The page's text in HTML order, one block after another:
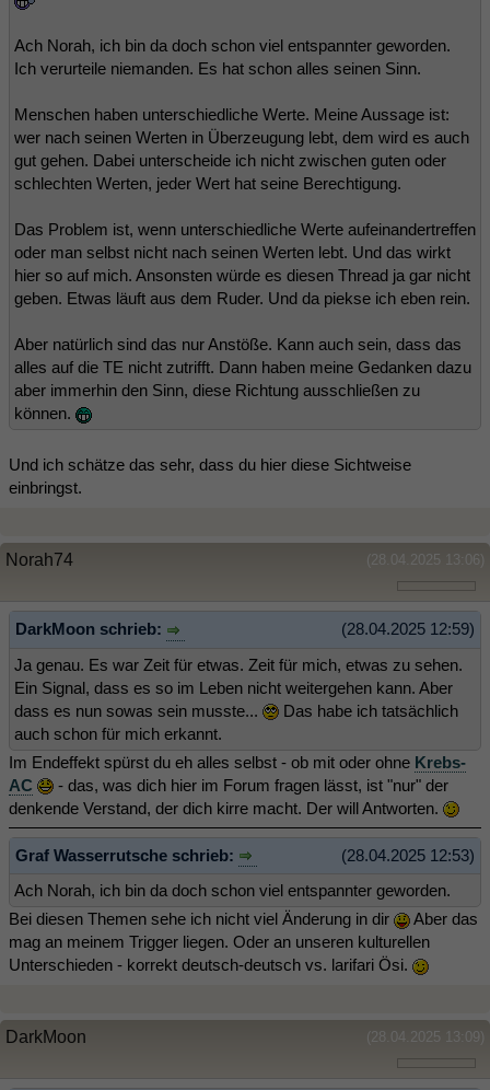
Ach Norah, ich bin da doch schon viel entspannter geworden.
Ich verurteile niemanden. Es hat schon alles seinen Sinn.
Menschen haben unterschiedliche Werte. Meine Aussage ist:
wer nach seinen Werten in Überzeugung lebt, dem wird es auch
gut gehen. Dabei unterscheide ich nicht zwischen guten oder
schlechten Werten, jeder Wert hat seine Berechtigung.
Das Problem ist, wenn unterschiedliche Werte aufeinandertreffen
oder man selbst nicht nach seinen Werten lebt. Und das wirkt
hier so auf mich. Ansonsten würde es diesen Thread ja gar nicht
geben. Etwas läuft aus dem Ruder. Und da piekse ich eben rein.
Aber natürlich sind das nur Anstöße. Kann auch sein, dass das
alles auf die TE nicht zutrifft. Dann haben meine Gedanken dazu
aber immerhin den Sinn, diese Richtung ausschließen zu
können.
Und ich schätze das sehr, dass du hier diese Sichtweise
einbringst.
(28.04.2025 13:06)
Norah74
(28.04.2025 12:59)
DarkMoon schrieb:
Ja genau. Es war Zeit für etwas. Zeit für mich, etwas zu sehen.
Ein Signal, dass es so im Leben nicht weitergehen kann. Aber
dass es nun sowas sein musste...
Das habe ich tatsächlich
auch schon für mich erkannt.
Im Endeffekt spürst du eh alles selbst - ob mit oder ohne Krebs-
AC
- das, was dich hier im Forum fragen lässt, ist "nur" der
denkende Verstand, der dich kirre macht. Der will Antworten.
(28.04.2025 12:53)
Graf Wasserrutsche schrieb:
Ach Norah, ich bin da doch schon viel entspannter geworden.
Bei diesen Themen sehe ich nicht viel Änderung in dir
Aber das
mag an meinem Trigger liegen. Oder an unseren kulturellen
Unterschieden - korrekt deutsch-deutsch vs. larifari Ösi.
(28.04.2025 13:09)
DarkMoon